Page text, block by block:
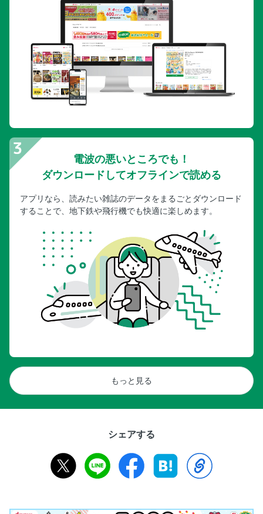
電波の悪いところでも！
ダウンロードしてオフラインで読める
アプリなら、読みたい雑誌のデータをまるごとダウンロード
することで、地下鉄や飛行機でも快適に楽しめます。
もっと見る
シェアする